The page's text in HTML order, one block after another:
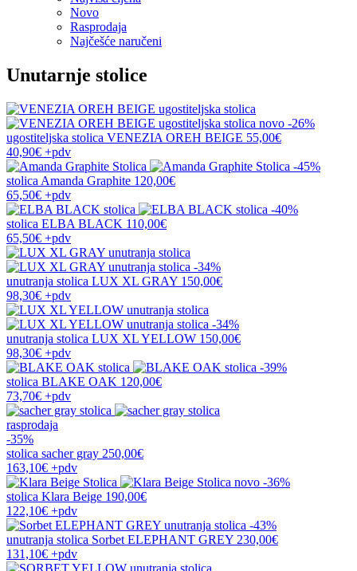
Novo
Rasprodaja
Najčešće naručeni
Unutarnje stolice
novo -26%
ugostiteljska stolica VENEZIA OREH BEIGE 55,00€
40,90€ +pdv
-45%
stolica Amanda Graphite 120,00€
65,50€ +pdv
-40%
stolica ELBA BLACK 110,00€
65,50€ +pdv
-34%
unutranja stolica LUX XL GRAY 150,00€
98,30€ +pdv
-34%
unutranja stolica LUX XL YELLOW 150,00€
98,30€ +pdv
-39%
stolica BLAKE OAK 120,00€
73,70€ +pdv
rasprodaja
-35%
stolica sacher gray 250,00€
163,10€ +pdv
novo -36%
stolica Klara Beige 190,00€
122,10€ +pdv
-43%
unutranja stolica Sorbet ELEPHANT GREY 230,00€
131,10€ +pdv